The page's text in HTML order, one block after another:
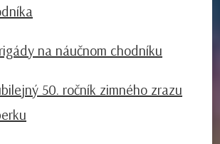
na náučnom chodníku
50. ročník zimného zrazu